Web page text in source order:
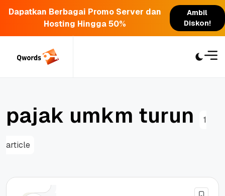
Dapatkan Berbagai Promo Server dan
Hosting Hingga 50%
Ambil
Diskon!
pajak umkm turun 1
article